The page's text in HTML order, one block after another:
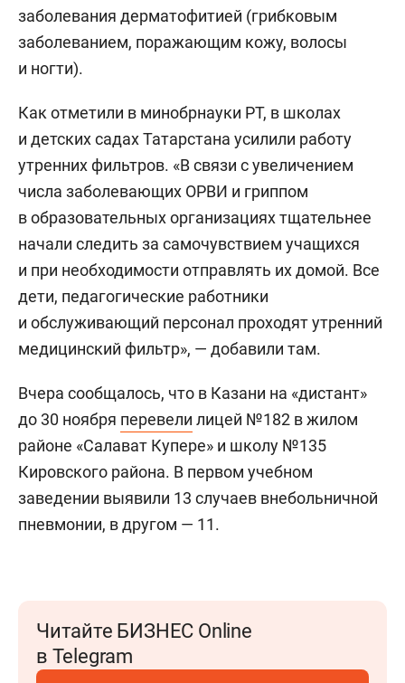
заболевания дерматофитией (грибковым
заболеванием, поражающим кожу, волосы
и ногти).
Как отметили в минобрнауки РТ, в школах
и детских садах Татарстана усилили работу
утренних фильтров. «В связи с увеличением
числа заболевающих ОРВИ и гриппом
в образовательных организациях тщательнее
начали следить за самочувствием учащихся
и при необходимости отправлять их домой. Все
дети, педагогические работники
и обслуживающий персонал проходят утренний
медицинский фильтр», — добавили там.
Вчера сообщалось, что в Казани на «дистант»
до 30 ноября перевели лицей №182 в жилом
районе «Салават Купере» и школу №135
Кировского района. В первом учебном
заведении выявили 13 случаев внебольничной
пневмонии, в другом — 11.
Читайте БИЗНЕС Online
в Telegram